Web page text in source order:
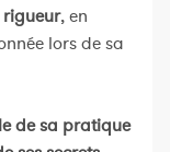
rigueur, en
lors de sa
de sa pratique